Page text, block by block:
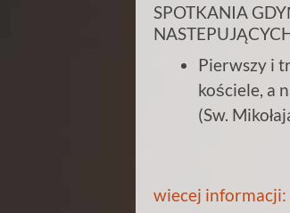
SPOTKANIA
Pierwszy i
kościele, a
(Sw.
wiecej